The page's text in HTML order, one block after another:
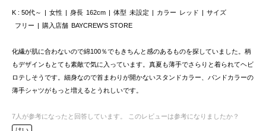
K 50代～ 女性 身長 162cm 体型 未設定 カラー レッド
サイズ
フリー
購入店舗 BAYCREW’S STORE
化繊が肌に合わないので綿100％でもきちんと感のあるものを探していました。柄
もデザインもとても素敵で気に入っています。真夏も薄手でさらりと着られてヘビ
ロテしそうです。細身なので首まわりが開かないスタンドカラー、バンドカラーの
薄手シャツがもっと増えるとうれしいです。
7 人が参考になったと回答しています。
このレビューは参考になりましたか？